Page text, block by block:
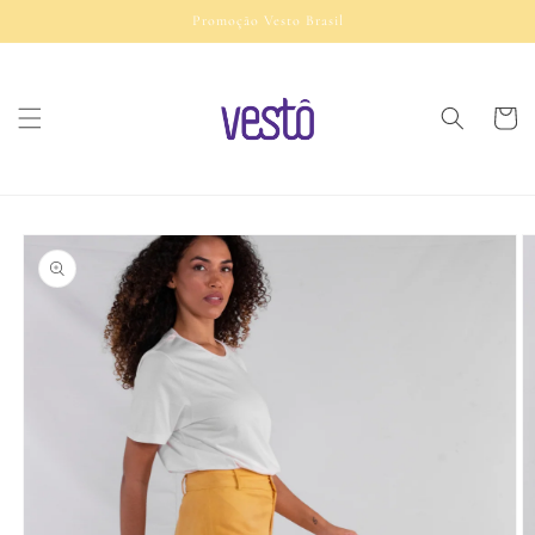
conteúdo
Promoção Vesto Brasil
informações
do produto